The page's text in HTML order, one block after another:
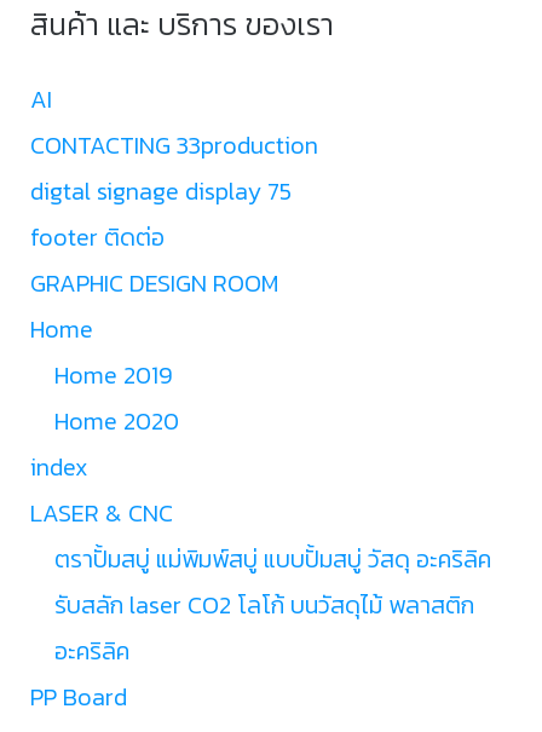
สินค้า และ บริการ ของเรา
AI
CONTACTING 33production
digtal signage display 75
footer ติดต่อ
GRAPHIC DESIGN ROOM
Home
Home 2019
Home 2020
index
LASER & CNC
ตราปั้มสบู่ แม่พิมพ์สบู่ แบบปั้มสบู่ วัสดุ อะคริลิค
รับสลัก laser CO2 โลโก้ บนวัสดุไม้ พลาสติก
อะคริลิค
PP Board